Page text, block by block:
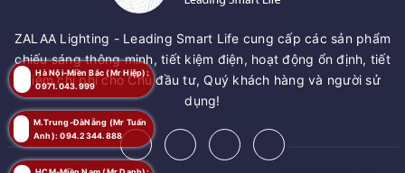
ZALAA Lighting - Leading Smart Life cung cấp các sản phẩm
chiếu sáng thông minh, tiết kiệm điện, hoạt động ổn định, tiết
kiệm chi phí cho Chủ đầu tư, Quý khách hàng và người sử
dụng!
Hà Nội-Miền Bắc (Mr Hiệp):
0971.043.999
M.Trung-ĐàNẵng (Mr Tuấn
Anh): 094.2344.888